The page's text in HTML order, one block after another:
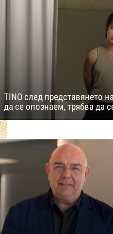
TINO след представянето
да се опознаем, трябва да